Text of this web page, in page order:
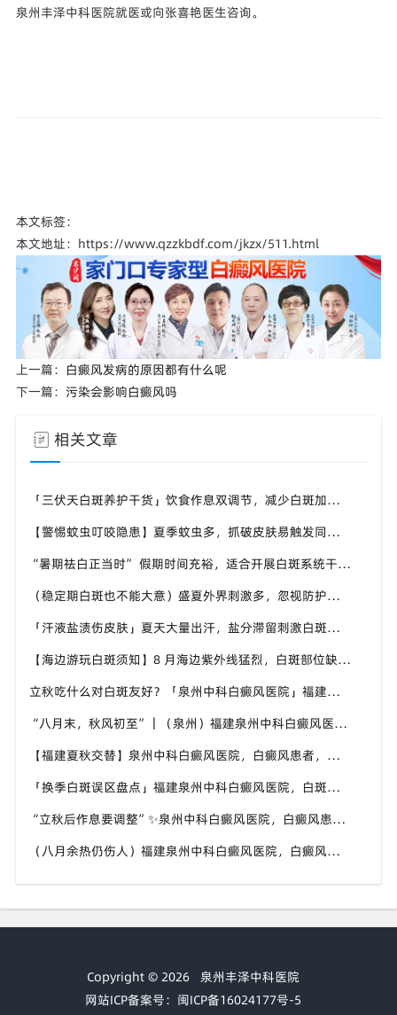
泉州丰泽中科医院就医或向张喜艳医生咨询。
本文标签：
本文地址：https://www.qzzkbdf.com/jkzx/511.html
上一篇： 白癜风发病的原因都有什么呢
下一篇： 污染会影响白癜风吗
相关文章
「三伏天白斑养护干货」饮食作息双调节，减少白斑加重诱因，福建泉州中科白癜风医院为福建白斑群体科普实用知识
【警惕蚊虫叮咬隐患】夏季蚊虫多，抓破皮肤易触发同形反应，福建泉州中科白癜风医院提醒白癜风患者做好防蚊护理
“暑期祛白正当时” 假期时间充裕，适合开展白斑系统干预，福建泉州中科白癜风医院分型分期定制白斑康复方案
（稳定期白斑也不能大意）盛夏外界刺激多，忽视防护也会复发，福建泉州中科白癜风医院分享白癜风夏季维持护理知识
「汗液盐渍伤皮肤」夏天大量出汗，盐分滞留刺激白斑患处，福建泉州中科白癜风医院讲解白癜风患者夏日皮肤清洁要点
【海边游玩白斑须知】8 月海边紫外线猛烈，白斑部位缺少黑色素保护，福建泉州中科白癜风医院科普出游白斑防护方案
立秋吃什么对白斑友好？「泉州中科白癜风医院」福建白癜风患者饮食不要盲目忌口
“八月末，秋风初至”｜（泉州）福建泉州中科白癜风医院，聊聊白癜风换季防护关键点
【福建夏秋交替】泉州中科白癜风医院，白癜风患者，入秋之后洗澡习惯也要多注意
「换季白斑误区盘点」福建泉州中科白癜风医院，白斑消长多变，科学对待才是正道
“立秋后作息要调整”✨泉州中科白癜风医院，白癜风患者，不良作息会影响皮肤状态
（八月余热仍伤人）福建泉州中科白癜风医院，白癜风外出，依旧要做好硬防晒措施
Copyright © 2026 泉州丰泽中科医院
网站ICP备案号：闽ICP备16024177号-5